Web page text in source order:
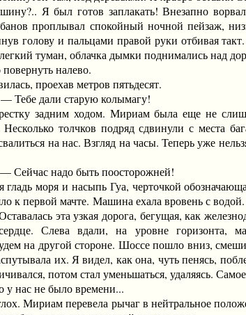
Я был готов заплакать! Внезапно
проплывал спокойный ночной пейзаж,
голову и пальцами правой руки отбивая
туман, облачка дымки поднимались над
налево.
проехав метров пятьдесят.
дали старую колымагу!
задним ходом. Мириам была еще не
толчков подряд сдвинули с места
на нас. Взгляд на часы. Теперь уже
надо быть поосторожней!
моря и насыпь Гуа, черточкой
первой мачте. Машина ехала вровень с
эта узкая дорога, бегущая, как
Слева вдали, на уровне горизонта,
на другой стороне. Шоссе пошло вниз,
их. Я видел, как она, чуть пенясь,
потом стал уменьшаться, удаляясь.
нас не было времени...
Мириам перевела рычаг в нейтральное